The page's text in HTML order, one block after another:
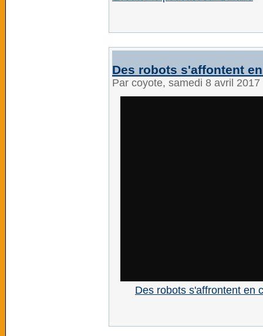
Des robots s'affontent
Par coyote, samedi 8 avril
Des robots s'affrontent en